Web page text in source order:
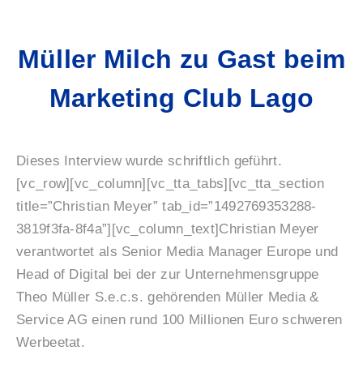
Müller Milch zu Gast beim
Marketing Club Lago
Dieses Interview wurde schriftlich geführt.
[vc_row][vc_column][vc_tta_tabs][vc_tta_section
title=”Christian Meyer” tab_id=”1492769353288-
3819f3fa-8f4a”][vc_column_text]Christian Meyer
verantwortet als Senior Media Manager Europe und
Head of Digital bei der zur Unternehmensgruppe
Theo Müller S.e.c.s. gehörenden Müller Media &
Service AG einen rund 100 Millionen Euro schweren
Werbeetat.